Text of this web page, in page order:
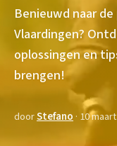
Benieuwd naar
Vlaardingen?
oplossingen en
brengen!
doorStefano · 10